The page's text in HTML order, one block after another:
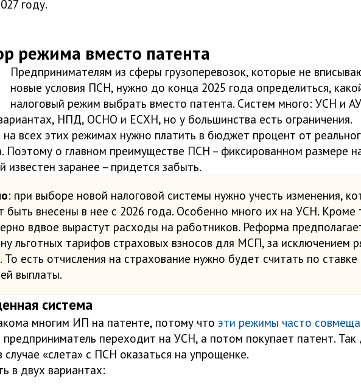
году.
режима вместо патента
Предпринимателям из сферы грузоперевозок, которые не
новые условия ПСН, нужно до конца 2025 года определиться,
налоговый режим выбрать вместо патента. Систем много: УСН и
НПД, ОСНО и ЕСХН, но у большинства есть ограничения.
всех этих режимах нужно платить в бюджет процент от
Поэтому о главном преимуществе ПСН – фиксированном размере
известен заранее – придется забыть.
: при выборе новой налоговой системы нужно учесть изменения,
быть внесены в нее с 2026 года. Особенно много их на УСН. Кроме
вдвое вырастут расходы на работников. Реформа
льготных тарифов страховых взносов для МСП, за исключением
То есть отчисления на страхование нужно будет считать по ставке
выплаты.
система
многим ИП на патенте, потому что эти режимы часто
предприниматель переходит на УСН, а потом покупает патент.
случае «слета» с ПСН оказаться на упрощенке.
в двух вариантах: